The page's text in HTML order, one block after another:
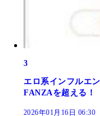
3
エロ系インフルエ
FANZAを超える！
2026年01月16日 06:30